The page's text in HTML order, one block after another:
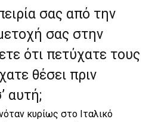
σας από την
σας στην
ότι πετύχατε τους
θέσει πριν
αυτή;
κυρίως στο Ιταλικό